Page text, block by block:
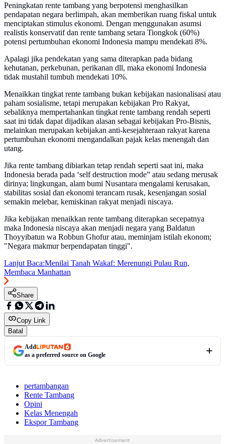
Peningkatan rente tambang yang berpotensi menghasilkan
pendapatan negara berlimpah, akan memberikan ruang fiskal untuk
menciptakan stimulus ekonomi. Dengan menggunakan asumsi
realistis konservatif dan rente tambang setara Tiongkok (60%)
potensi pertumbuhan ekonomi Indonesia mampu mendekati 8%.
Apalagi jika pendekatan yang sama diterapkan pada bidang
kehutanan, perkebunan, perikanan dll, maka ekonomi Indonesia
tidak mustahil tumbuh mendekati 10%.
Menaikkan tingkat rente tambang bukan kebijakan nasionalisasi atau
paham sosialisme, tetapi merupakan kebijakan Pro Rakyat,
sebaliknya mempertahankan tingkat rente tambang rendah seperti
saat ini tidak dapat dijadikan alasan sebagai kebijakan Pro-Bisnis,
melainkan merupakan kebijakan anti-kesejahteraan rakyat karena
pertumbuhan ekonomi mengandalkan pajak kelas menengah dan
utang.
Jika rente tambang dibiarkan tetap rendah seperti saat ini, maka
Indonesia berada pada ‘self destruction mode” atau sedang merusak
dirinya; lingkungan, alam bumi Nusantara mengalami kerusakan,
stabilitas sosial dan ekonomi terancam rusak, kesenjangan sosial
semakin melebar, kemiskinan rakyat menjadi niscaya.
Jika kebijakan menaikkan rente tambang diterapkan secepatnya
maka Indonesia niscaya akan menjadi negara yang Baldatun
Thoyyibatun wa Robbun Ghofur atau, meminjam istilah ekonom;
"Negara makmur berpendapatan tinggi".
Lanjut Baca:Menilai Tanah Wakaf: Merenungi Pulau Run,
Membaca Manhattan
Share
Copy Link
Batal
Add
as a preferred source on Google
pertambangan
Rente Tambang
Opini
Kelas Menengah
Ekspor Tambang
Advertisement